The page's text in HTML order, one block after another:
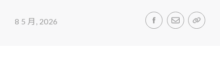
8 5 月, 2026